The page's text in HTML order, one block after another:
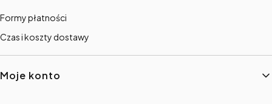
Formy płatności
Czas i koszty dostawy
Moje konto